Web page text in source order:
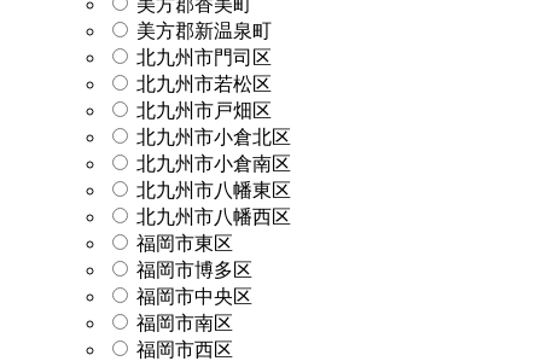
美方郡新温泉町
北九州市門司区
北九州市若松区
北九州市戸畑区
北九州市小倉北区
北九州市小倉南区
北九州市八幡東区
北九州市八幡西区
福岡市東区
福岡市博多区
福岡市中央区
福岡市南区
福岡市西区